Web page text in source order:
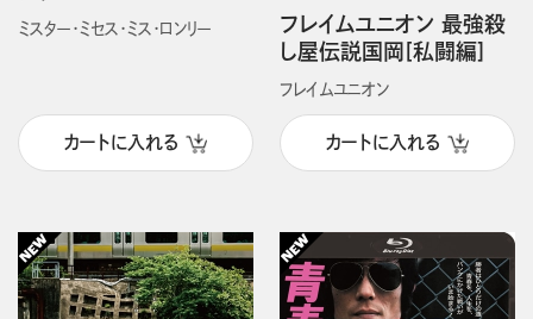
ミスター・ミセス・ミス・ロンリー
カートに入れる
フレイムユニオン 最強殺
し屋伝説国岡[私闘編]
フレイムユニオン
カートに入れる